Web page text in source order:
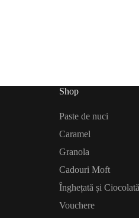
Shop
Paste de nuci
Caramel
Granola
Cadouri Moft
Înghețată și Ciocolată
Vouchere